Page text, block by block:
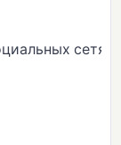
сетях